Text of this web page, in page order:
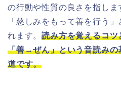
の行動や性質の良さを指し
「慈しみをもって善を行う
れます。読み方を覚えるコ
「善→ぜん」という音読みの
道です。